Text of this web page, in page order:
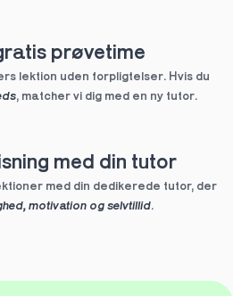
prøvetime
lektion uden forpligtelser. Hvis du
, matcher vi dig med en ny tutor.
med din tutor
med din dedikerede tutor, der
motivation og selvtillid.